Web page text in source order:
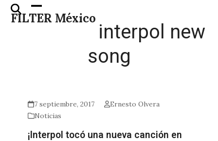
Skip
FILTER México
Open
mobile
Close
mobile
interpol new
song
7 septiembre, 2017
Ernesto Olvera
Noticias
¡Interpol tocó una nueva canción en